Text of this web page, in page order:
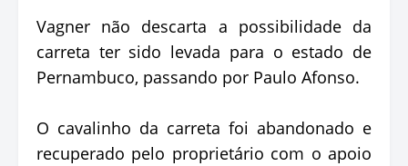
Vagner não descarta a possibilidade da
carreta ter sido levada para o estado de
Pernambuco, passando por Paulo Afonso.
O cavalinho da carreta foi abandonado e
recuperado pelo proprietário com o apoio